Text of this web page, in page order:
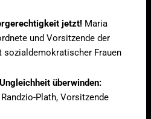
jetzt! Maria
und Vorsitzende der
Frauen
überwinden:
Plath, Vorsitzende